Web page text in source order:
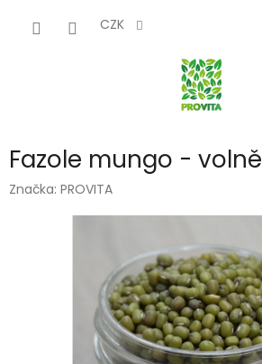
CZK
Fazole mungo - volně
Značka: PROVITA